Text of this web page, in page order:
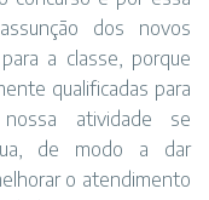
dos novos
a classe, porque
qualificadas para
atividade se
de modo a dar
o atendimento